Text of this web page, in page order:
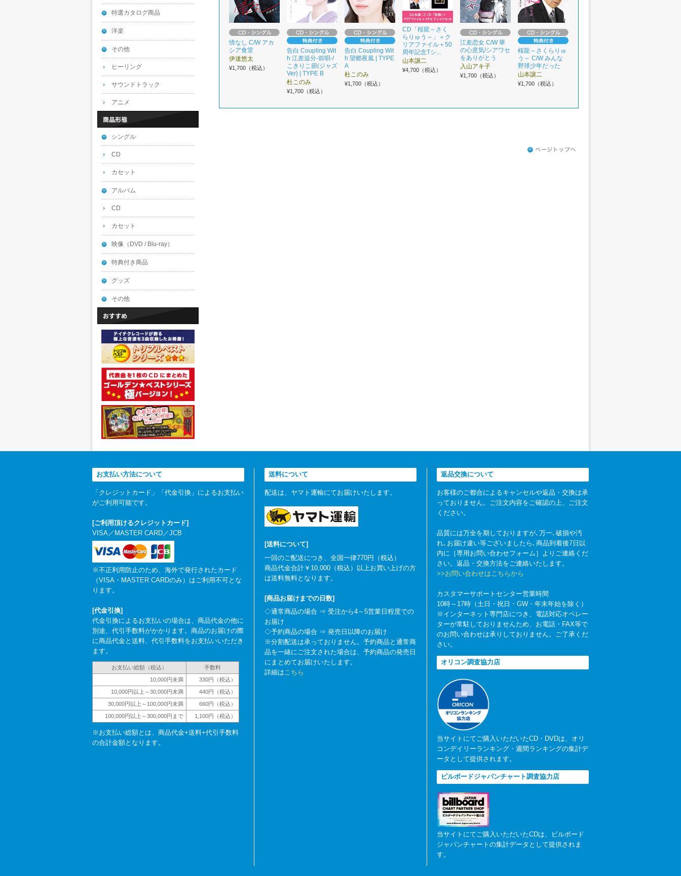
情なし C/W アカ
シア食堂
伊達悠太
¥1,700（税込）
告白 Coupling Wit
h 江差追分-前唄-/
こきりこ節(ジャズ
Ver) | TYPE B
杜このみ
¥1,700（税込）
告白 Coupling Wit
h 望郷夜風 | TYPE
A
杜このみ
¥1,700（税込）
CD「桜龍～さく
らりゅう～」＋ク
リアファイル＋50
周年記念Tシ...
山本譲二
¥4,700（税込）
江差恋女 C/W 華
の心意気/シアワセ
をありがとう
入山アキ子
¥1,700（税込）
桜龍～さくらりゅ
う～ C/W みんな
野球少年だった
山本譲二
¥1,700（税込）
特選カタログ商品
洋楽
その他
ヒーリング
サウンドトラック
アニメ
シングル
CD
カセット
アルバム
CD
カセット
映像（DVD / Blu-ray）
特典付き商品
グッズ
その他
お支払い方法について
「クレジットカード」「代金引換」によるお支払い
がご利用可能です。
[ご利用頂けるクレジットカード]
VISA／MASTER CARD／JCB
※不正利用防止のため、海外で発行されたカード
（VISA・MASTER CARDのみ）はご利用不可とな
ります。
[代金引換]
代金引換によるお支払いの場合は、商品代金の他に
別途、代引手数料がかかります。商品のお届けの際
に商品代金と送料、代引手数料をお支払いいただき
ます。
お支払い総額（税込）
手数料
10,000円未満
330円（税込）
10,000円以上～30,000円未満
440円（税込）
30,000円以上～100,000円未満
660円（税込）
100,000円以上～300,000円まで
1,100円（税込）
※お支払い総額とは、商品代金+送料+代引手数料
の合計金額となります。
送料について
配送は、ヤマト運輸にてお届けいたします。
[送料について]
一回のご配送につき、全国一律770円（税込）
商品代金合計￥10,000（税込）以上お買い上げの方
は送料無料となります。
[商品お届けまでの日数]
◇通常商品の場合 ⇒ 受注から4～5営業日程度での
お届け
◇予約商品の場合 ⇒ 発売日以降のお届け
※分割配送は承っておりません。予約商品と通常商
品を一緒にご注文された場合は、予約商品の発売日
にまとめてお届けいたします。
詳細はこちら
返品交換について
お客様のご都合によるキャンセルや返品・交換は承
っておりません。ご注文内容をご確認の上、ご注文
ください。
品質には万全を期しておりますが､万一､破損や汚
れ､お届け違い等ございましたら､商品到着後7日以
内に［専用お問い合わせフォーム］よりご連絡くだ
さい。返品・交換方法をご連絡いたします。
>>お問い合わせはこちらから
カスタマーサポートセンター営業時間
10時～17時（土日・祝日・GW・年末年始を除く）
※インターネット専門店につき、電話対応オペレー
ターが常駐しておりませんため、お電話・FAX等で
のお問い合わせは承りしておりません。ご了承くだ
さい。
オリコン調査協力店
当サイトにてご購入いただいたCD・DVDは、オリ
コンデイリーランキング・週間ランキングの集計デ
ータとして提供されます。
ビルボードジャパンチャート調査協力店
当サイトにてご購入いただいたCDは、ビルボード
ジャパンチャートの集計データとして提供されま
す。